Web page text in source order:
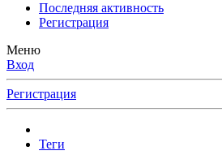
Последняя активность
Регистрация
Меню
Вход
Регистрация
Теги